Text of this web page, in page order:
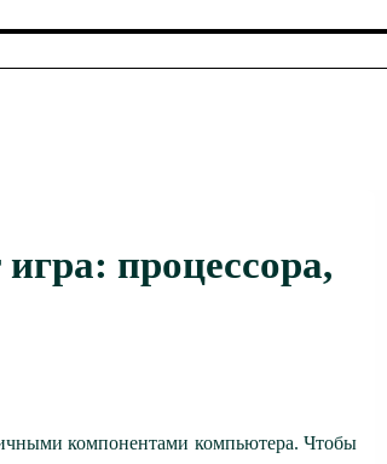
процессора,
компонентами компьютера. Чтобы